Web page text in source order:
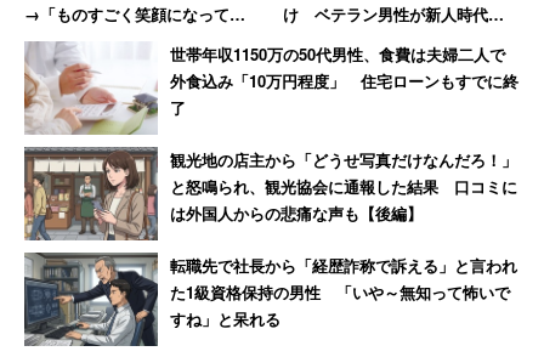
→「ものすごく笑顔になって、
その場で退職届を書かされまし
た」
け ベテラン男性が新人時代に
目撃した“退職ドミノ”の現場
【前編】
世帯年収1150万の50代男性、食費は夫婦二人で
外食込み「10万円程度」 住宅ローンもすでに終
了
観光地の店主から「どうせ写真だけなんだろ！」
と怒鳴られ、観光協会に通報した結果 口コミに
は外国人からの悲痛な声も【後編】
転職先で社長から「経歴詐称で訴える」と言われ
た1級資格保持の男性 「いや～無知って怖いで
すね」と呆れる